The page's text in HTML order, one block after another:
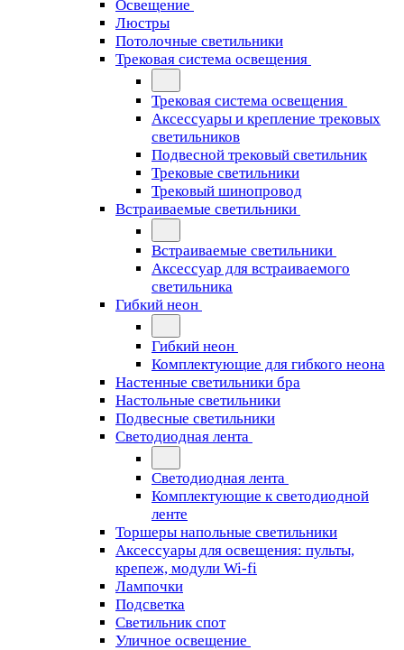
Освещение
Люстры
Потолочные светильники
Трековая система освещения
Трековая система освещения
Аксессуары и крепление трековых
светильников
Подвесной трековый светильник
Трековые светильники
Трековый шинопровод
Встраиваемые светильники
Встраиваемые светильники
Аксессуар для встраиваемого
светильника
Гибкий неон
Гибкий неон
Комплектующие для гибкого неона
Настенные светильники бра
Настольные светильники
Подвесные светильники
Светодиодная лента
Светодиодная лента
Комплектующие к светодиодной
ленте
Торшеры напольные светильники
Аксессуары для освещения: пульты,
крепеж, модули Wi-fi
Лампочки
Подсветка
Светильник спот
Уличное освещение